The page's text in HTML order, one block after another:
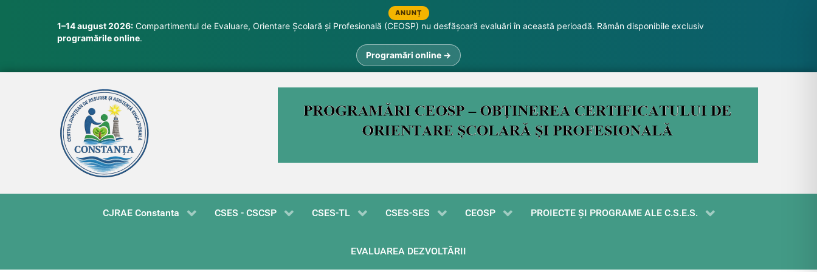
ANUNȚ
1–14 august 2026: Compartimentul de Evaluare, Orientare Școlară și Profesională (CEOSP) nu desfășoară evaluări în această perioadă. Rămân disponibile exclusiv
programările online.
Programări online →
CJRAE Constanta CSES - CSCSP CSES-TL CSES-SES CEOSP PROIECTE ŞI PROGRAME ALE C.S.E.S.
EVALUAREA DEZVOLTĂRII